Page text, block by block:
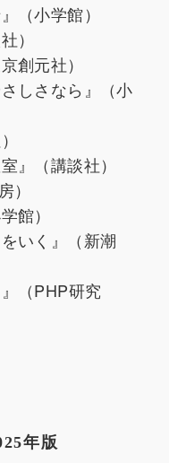
（小学館）
）
創元社）
しさなら』（小
』（講談社）
）
館）
いく』（新潮
（PHP研究
年版